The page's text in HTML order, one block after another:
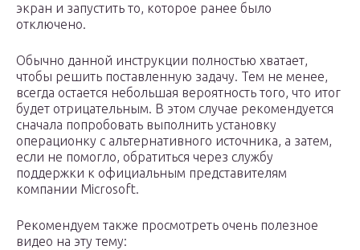
экран и запустить то, которое ранее было
отключено.
Обычно данной инструкции полностью хватает,
чтобы решить поставленную задачу. Тем не менее,
всегда остается небольшая вероятность того, что итог
будет отрицательным. В этом случае рекомендуется
сначала попробовать выполнить установку
операционку с альтернативного источника, а затем,
если не помогло, обратиться через службу
поддержки к официальным представителям
компании Microsoft.
Рекомендуем также просмотреть очень полезное
видео на эту тему: